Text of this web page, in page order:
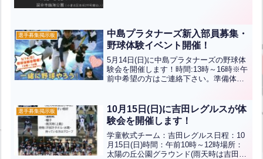
ティングセン...全文はクリック
選手募集掲示板
中島プラタナーズ新入部員募集・
野球体験イベント開催！
5月14日(日)に中島プラタナーズの野球体
験会を開催します！時間:13時～16時※午
前中希望の方はご連絡下さい。準備体操
時：平日 火・水・木(17時～日没まで)土
曜日(1...全文はクリック
選手募集掲示板
10月15日(日)に吉田レグルスが体
験会を開催します！
学童軟式チーム：吉田レグルス日程：10
月15日(日)時間：午前10時～12時場所：
太陽の丘公園グラウンド(雨天時は吉田小